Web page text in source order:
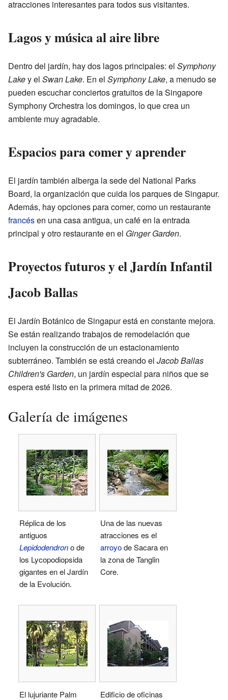
atracciones interesantes para todos sus visitantes.
Lagos y música al aire libre
Dentro del jardín, hay dos lagos principales: el Symphony
Lakey el Swan Lake. En el Symphony Lake, a menudo se
pueden escuchar conciertos gratuitos de la Singapore
Symphony Orchestra los domingos, lo que crea un
ambiente muy agradable.
Espacios para comer y aprender
El jardín también alberga la sede del National Parks
Board, la organización que cuida los parques de Singapur.
Además, hay opciones para comer, como un restaurante
francésen una casa antigua, un café en la entrada
principal y otro restaurante en el Ginger Garden.
Proyectos futuros y el Jardín Infantil
Jacob Ballas
El Jardín Botánico de Singapur está en constante mejora.
Se están realizando trabajos de remodelación que
incluyen la construcción de un estacionamiento
subterráneo. También se está creando el Jacob Ballas
Children's Garden, un jardín especial para niños que se
espera esté listo en la primera mitad de 2026.
Galería de imágenes
Réplica de los
antiguos
Lepidodendrono de
los Lycopodiopsida
gigantes en el Jardín
de la Evolución.
Una de las nuevas
atracciones es el
arroyode Sacara en
la zona de Tanglin
Core.
El lujuriante Palm
Edificio de oficinas